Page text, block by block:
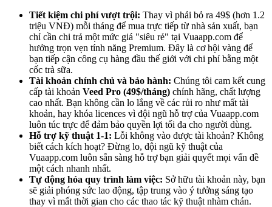
Tiết kiệm chi phí vượt trội: Thay vì phải bỏ ra 49$ (hơn 1.2
triệu VNĐ) mỗi tháng để mua trực tiếp từ nhà sản xuất, bạn
chỉ cần chi trả một mức giá "siêu rẻ" tại Vuaapp.com để
hưởng trọn vẹn tính năng Premium. Đây là cơ hội vàng để
bạn tiếp cận công cụ hàng đầu thế giới với chi phí bằng một
cốc trà sữa.
Tài khoản chính chủ và bảo hành: Chúng tôi cam kết cung
cấp tài khoản Veed Pro (49$/tháng) chính hãng, chất lượng
cao nhất. Bạn không cần lo lắng về các rủi ro như mất tài
khoản, hay khóa licences vì đội ngũ hỗ trợ của Vuaapp.com
luôn túc trực để đảm bảo quyền lợi tối đa cho người dùng.
Hỗ trợ kỹ thuật 1-1: Lỗi không vào được tài khoản? Không
biết cách kích hoạt? Đừng lo, đội ngũ kỹ thuật của
Vuaapp.com luôn sẵn sàng hỗ trợ bạn giải quyết mọi vấn đề
một cách nhanh nhất.
Tự động hóa quy trình làm việc: Sở hữu tài khoản này, bạn
sẽ giải phóng sức lao động, tập trung vào ý tưởng sáng tạo
thay vì mất thời gian cho các thao tác kỹ thuật nhàm chán.